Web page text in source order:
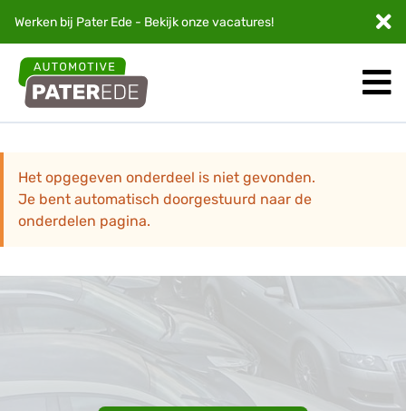
Werken bij Pater Ede - Bekijk onzevacatures!
Het opgegeven onderdeel is niet gevonden.
Je bent automatisch doorgestuurd naar de
onderdelen pagina.